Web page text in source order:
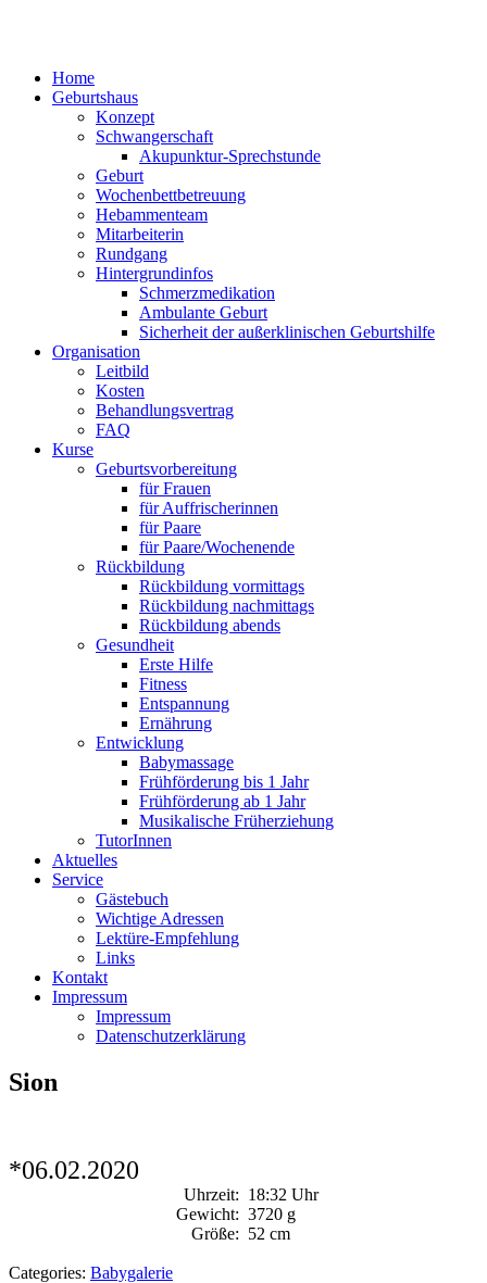
Home
Geburtshaus
Konzept
Schwangerschaft
Akupunktur-Sprechstunde
Geburt
Wochenbettbetreuung
Hebammenteam
Mitarbeiterin
Rundgang
Hintergrundinfos
Schmerzmedikation
Ambulante Geburt
Sicherheit der außerklinischen Geburtshilfe
Organisation
Leitbild
Kosten
Behandlungsvertrag
FAQ
Kurse
Geburtsvorbereitung
für Frauen
für Auffrischerinnen
für Paare
für Paare/Wochenende
Rückbildung
Rückbildung vormittags
Rückbildung nachmittags
Rückbildung abends
Gesundheit
Erste Hilfe
Fitness
Entspannung
Ernährung
Entwicklung
Babymassage
Frühförderung bis 1 Jahr
Frühförderung ab 1 Jahr
Musikalische Früherziehung
TutorInnen
Aktuelles
Service
Gästebuch
Wichtige Adressen
Lektüre-Empfehlung
Links
Kontakt
Impressum
Impressum
Datenschutzerklärung
Sion
*06.02.2020
Uhrzeit: 18:32 Uhr
Gewicht: 3720 g
Größe: 52 cm
Categories: Babygalerie